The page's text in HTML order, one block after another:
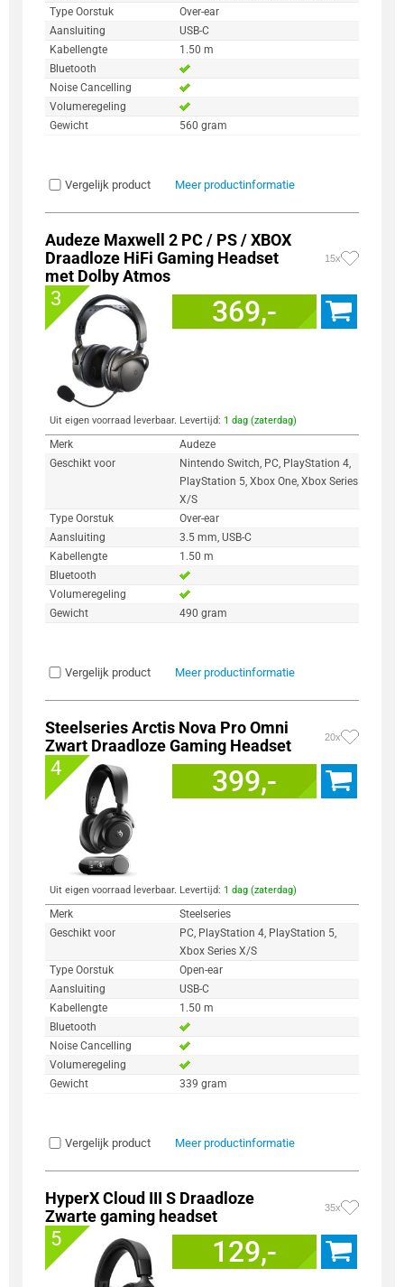
Type Oorstuk
Over-ear
Aansluiting
USB-C
Kabellengte
1.50 m
Bluetooth
Noise Cancelling
Volumeregeling
Gewicht
560 gram
Vergelijk product Meer productinformatie
Audeze Maxwell 2 PC / PS / XBOX
Draadloze HiFi Gaming Headset
met Dolby Atmos
15x
3 369,-
Uit eigen voorraad leverbaar. Levertijd: 1 dag (zaterdag)
Merk
Audeze
Geschikt voor
Nintendo Switch, PC, PlayStation 4,
PlayStation 5, Xbox One, Xbox Series
X/S
Type Oorstuk
Over-ear
Aansluiting
3.5 mm, USB-C
Kabellengte
1.50 m
Bluetooth
Volumeregeling
Gewicht
490 gram
Vergelijk product Meer productinformatie
Steelseries Arctis Nova Pro Omni
Zwart Draadloze Gaming Headset
20x
4 399,-
Uit eigen voorraad leverbaar. Levertijd: 1 dag (zaterdag)
Merk
Steelseries
Geschikt voor
PC, PlayStation 4, PlayStation 5,
Xbox Series X/S
Type Oorstuk
Open-ear
Aansluiting
USB-C
Kabellengte
1.50 m
Bluetooth
Noise Cancelling
Volumeregeling
Gewicht
339 gram
Vergelijk product Meer productinformatie
HyperX Cloud III S Draadloze
Zwarte gaming headset
35x
5 129,-